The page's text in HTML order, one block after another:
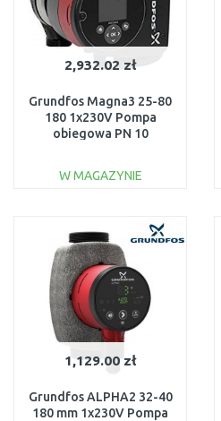
2,932.02 zł
Grundfos Magna3 25-80
180 1x230V Pompa
obiegowa PN 10
W MAGAZYNIE
Do porównania
1,129.00 zł
Grundfos ALPHA2 32-40
180 mm 1x230V Pompa